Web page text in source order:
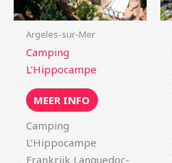
Argeles-sur-Mer
Camping
L’Hippocampe
MEER INFO
Camping
L’Hippocampe
Frankrijk Languedoc-